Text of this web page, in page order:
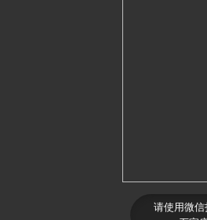
请使用微